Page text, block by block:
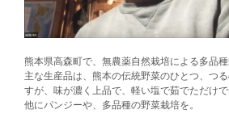
熊本県高森町で、無農薬自然栽培による多品種
主な生産品は、熊本の伝統野菜のひとつ、つ
すが、味が濃く上品で、軽い塩で茹でただけで
他にパンジーや、多品種の野菜栽培を。